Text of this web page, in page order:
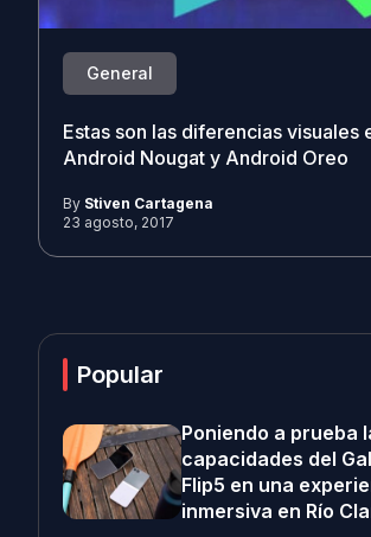
General
Estas son las diferencias visuales
Android Nougat y Android Oreo
By Stiven Cartagena
23 agosto, 2017
Popular
Poniendo a prueba
capacidades del
Flip5 en una
inmersiva en Río